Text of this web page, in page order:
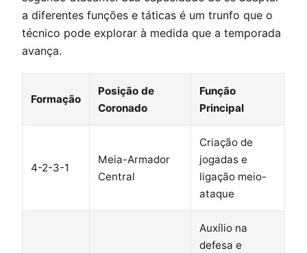
a diferentes funções e táticas é um trunfo que o
técnico pode explorar à medida que a temporada
avança.
Formação
Posição de
Coronado
Função
Principal
4-2-3-1
Meia-Armador
Central
Criação de
jogadas e
ligação meio-
ataque
Auxílio na
defesa e